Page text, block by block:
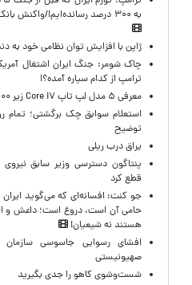
به ۳۰۰ درصد رسانده‌ایم!/واکنش بانک مرکزی را ببینید
ژاپن با افزایش توان نظامی خود به
چاک شومر: جنگ ایران اشتغال
ترامپ از کدام سیاره آمده؟!
معرفی ۵ مدل لپ تاپ Core i۷ زیر ۲۰۰ میلیون تومان
استعلام سوابق چک برگشتی؛ تمام
توضیح
یراق درب ریلی
پنتاگون دسترسی وزیر سابق نیروی
قطع کرد
جو کنت: افسانه‌ای که می‌گوید ایران
حامی آن است، دروغ است؛ داعش و
هستند نه شیعیان!
افشای رسوایی جاسوسی سازمان
صهیونیستی
شست‌وشوی کاهو را جدی بگیرید